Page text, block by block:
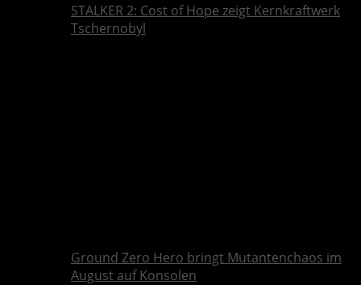
STALKER 2: Cost of Hope zeigt Kernkraftwerk
Tschernobyl
Ground Zero Hero bringt Mutantenchaos im
August auf Konsolen